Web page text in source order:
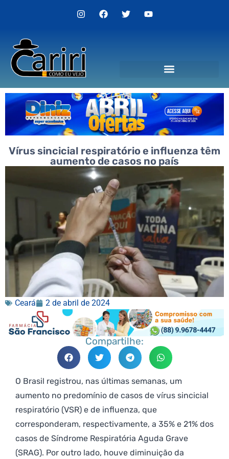
Vírus sincicial respiratório e influenza têm
aumento de casos no país
Ceará 2 de abril de 2024
Compartilhe:
O Brasil registrou, nas últimas semanas, um
aumento no predomínio de casos de vírus sincicial
respiratório (VSR) e de influenza, que
corresponderam, respectivamente, a 35% e 21% dos
casos de Síndrome Respiratória Aguda Grave
(SRAG). Por outro lado, houve diminuição da